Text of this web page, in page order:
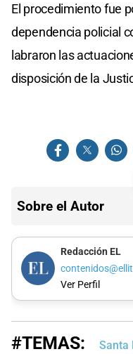
El procedimiento fue
dependencia policial
labraron las
disposición de la
Sobre el Autor
Redacción EL
Ver Perfil
#TEMAS: Santa